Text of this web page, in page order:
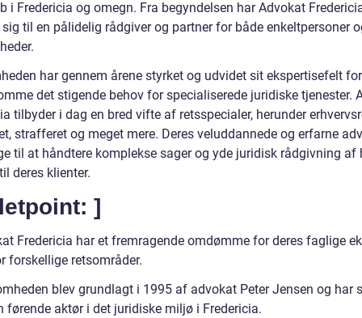
i Fredericia og omegn. Fra begyndelsen har Advokat
til en pålidelig rådgiver og partner for både enkeltpersoner
har gennem årene styrket og udvidet sit ekspertisefelt
det stigende behov for specialiserede juridiske tjenester.
tilbyder i dag en bred vifte af retsspecialer, herunder
strafferet og meget mere. Deres veluddannede og erfarne
til at håndtere komplekse sager og yde juridisk rådgivning af
deres klienter.
]
Fredericia har et fremragende omdømme for deres faglige
forskellige retsområder.
blev grundlagt i 1995 af advokat Peter Jensen og har
førende aktør i det juridiske miljø i Fredericia.